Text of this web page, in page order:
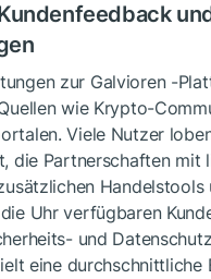
zur Galvioren -
wie Krypto-
Viele Nutzer
die Partnerschaften mit
Handelstools
Uhr verfügbaren
und
eine durchschnittliche